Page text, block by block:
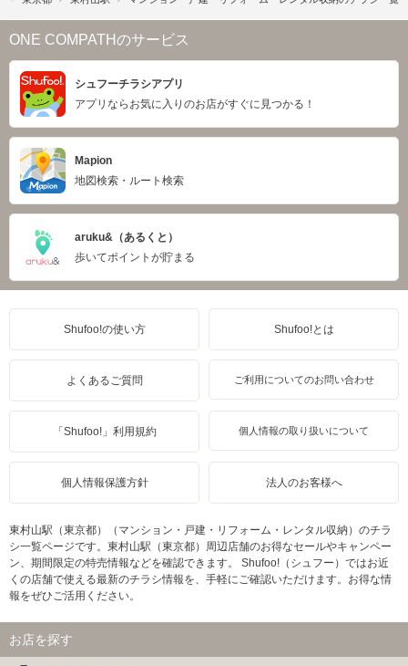
ONE COMPATHのサービス
シュフーチラシアプリ
アプリならお気に入りのお店がすぐに見つかる！
Mapion
地図検索・ルート検索
aruku&（あるくと）
歩いてポイントが貯まる
Shufoo!の使い方 Shufoo!とは
よくあるご質問 ご利用についてのお問い合わせ
「Shufoo!」利用規約 個人情報の取り扱いについて
個人情報保護方針 法人のお客様へ
東村山駅（東京都）（マンション・戸建・リフォーム・レンタル収納）のチラ
シ一覧ページです。東村山駅（東京都）周辺店舗のお得なセールやキャンペー
ン、期間限定の特売情報などを確認できます。 Shufoo!（シュフー）ではお近
くの店舗で使える最新のチラシ情報を、手軽にご確認いただけます。お得な情
報をぜひご活用ください。
お店を探す